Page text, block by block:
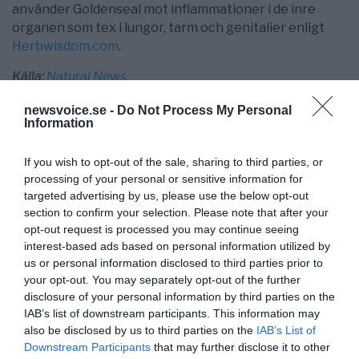
newsvoice.se - Do Not Process My Personal
Information
If you wish to opt-out of the sale, sharing to third parties, or
processing of your personal or sensitive information for
targeted advertising by us, please use the below opt-out
section to confirm your selection. Please note that after your
opt-out request is processed you may continue seeing
interest-based ads based on personal information utilized by
us or personal information disclosed to third parties prior to
your opt-out. You may separately opt-out of the further
disclosure of your personal information by third parties on the
IAB’s list of downstream participants. This information may
also be disclosed by us to third parties on the IAB’s List of
Downstream Participants that may further disclose it to other
använder Goldenseal mot inflammationer i de inre
organen som tex i lungor, tarm och genitalier enligt
Herbwisdom.com.
Källa:Natural News
NewsVoice redaktion
nyheter@newsvoice.se